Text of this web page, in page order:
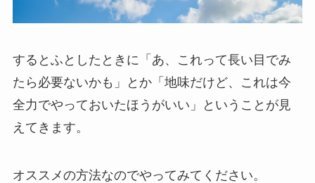
するとふとしたときに「あ、これって長い目でみ
たら必要ないかも」とか「地味だけど、これは今
全力でやっておいたほうがいい」ということが見
えてきます。
オススメの方法なのでやってみてください。